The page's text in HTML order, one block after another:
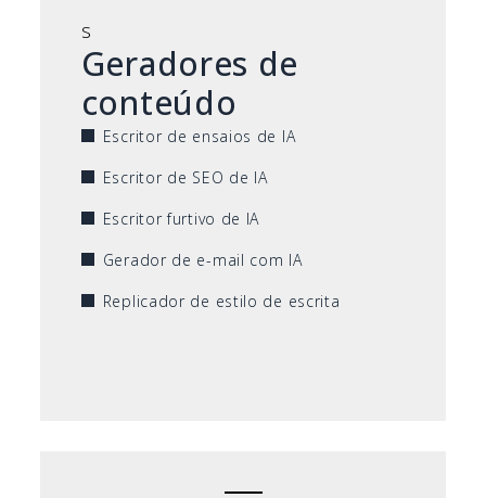
s
Geradores de
conteúdo
Escritor de ensaios de IA
Escritor de SEO de IA
Escritor furtivo de IA
Gerador de e-mail com IA
Replicador de estilo de escrita